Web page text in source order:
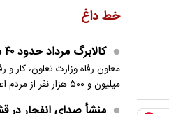
پزشکیان: در ابتدای
مواجه بودیم
معاون مرکز شرکت‌های
مسیر رقابت‌پذیری صنعت
خط داغ
کالابرگ مرداد حدود ۴۰‌ میلیون نفر شارژ شد
معاون رفاه وزارت تعاون، کار و
میلیون و ۵۰۰ هزار نفر از مردم اعتبار تیر خود را استفاده…